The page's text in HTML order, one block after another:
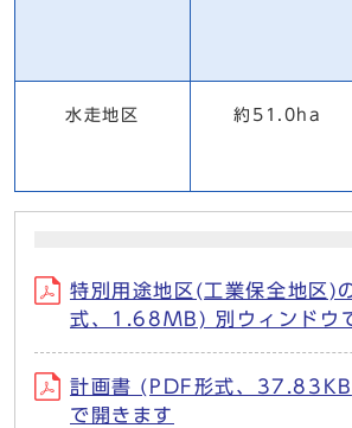
水走地区 約51.0ha
特別用途地区(工業保全地区)
式、1.68MB) 別ウィンドウ
計画書 (PDF形式、
で開きます